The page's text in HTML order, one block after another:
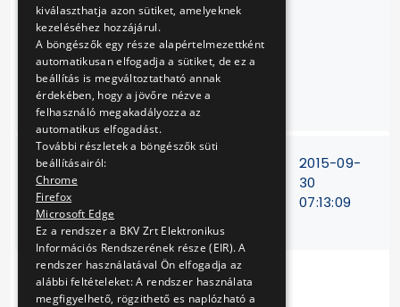
csapnyomás
mérésének
elvégzése és
kiértékelése mobil
kerékmérő
berendezéssel
Diesel
meghajtású
járművek
javítása
2015-09-
30
07:13:09
kiválaszthatja azon sütiket, amelyeknek
kezeléséhez hozzájárul.
A böngészők egy része alapértelmezettként
automatikusan elfogadja a sütiket, de ez a
beállítás is megváltoztatható annak
érdekében, hogy a jövőre nézve a
felhasználó megakadályozza az
automatikus elfogadást.
További részletek a böngészők süti
beállításairól:
Chrome
Firefox
Microsoft Edge
Ez a rendszer a BKV Zrt Elektronikus
Információs Rendszerének része (EIR). A
rendszer használatával Ön elfogadja az
alábbi feltételeket: A rendszer használata
megfigyelhető, rögzithető es naplózható a